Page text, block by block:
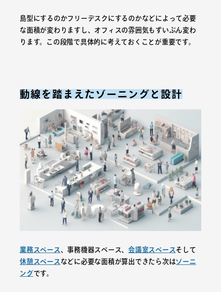
島型にするのかフリーデスクにするのかなどによって必要
な面積が変わりますし、オフィスの雰囲気もずいぶん変わ
ります。この段階で具体的に考えておくことが重要です。
動線を踏まえたゾーニングと設計
業務スペース、事務機器スペース、 会議室スペースそして
休憩スペース などに必要な面積が算出できたら次はゾーニ
ングです。